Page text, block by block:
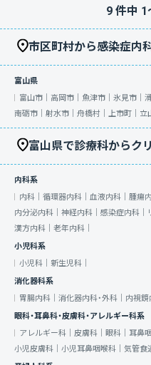
9件中 1
市区町村から感染症内
富山県
富山市｜ 高岡市｜ 魚津市｜ 氷見市｜
南砺市｜ 射水市｜ 舟橋村｜ 上市町｜ 立
富山県で診療科からク
内科系
内科｜ 循環器内科｜ 血液内科｜ 腫瘍
内分泌内科｜ 神経内科｜ 感染症内科｜
漢方内科｜ 老年内科｜
小児科系
小児科｜ 新生児科｜
消化器科系
胃腸内科｜ 消化器内科・外科｜ 内視鏡
眼科・耳鼻科・皮膚科・アレルギー科系
アレルギー科｜ 皮膚科｜ 眼科｜ 耳鼻
小児皮膚科｜ 小児耳鼻咽喉科｜ 気管食